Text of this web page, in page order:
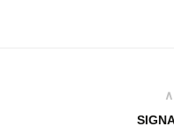
∧